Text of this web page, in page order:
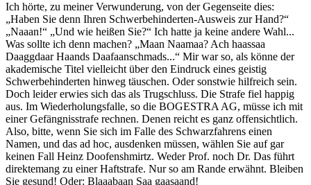
Ich hörte, zu meiner Verwunderung, von der Gegenseite dies:
„Haben Sie denn Ihren Schwerbehinderten-Ausweis zur Hand?“
„Naaan!“ „Und wie heißen Sie?“ Ich hatte ja keine andere Wahl...
Was sollte ich denn machen? „Maan Naamaa? Ach haassaa
Daaggdaar Haands Daafaanschmads...“ Mir war so, als könne der
akademische Titel vielleicht über den Eindruck eines geistig
Schwerbehinderten hinweg täuschen. Oder sonstwie hilfreich sein.
Doch leider erwies sich das als Trugschluss. Die Strafe fiel happig
aus. Im Wiederholungsfalle, so die BOGESTRA AG, müsse ich mit
einer Gefängnisstrafe rechnen. Denen reicht es ganz offensichtlich.
Also, bitte, wenn Sie sich im Falle des Schwarzfahrens einen
Namen, und das ad hoc, ausdenken müssen, wählen Sie auf gar
keinen Fall Heinz Doofenshmirtz. Weder Prof. noch Dr. Das führt
direktemang zu einer Haftstrafe. Nur so am Rande erwähnt. Bleiben
Sie gesund! Oder: Blaaabaan Saa gaasaand!